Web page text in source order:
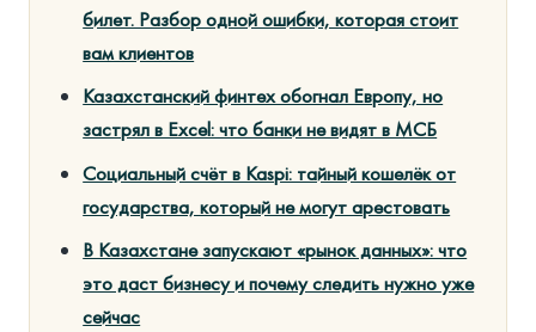
билет. Разбор одной ошибки, которая стоит
вам клиентов
Казахстанский финтех обогнал Европу, но
застрял в Excel: что банки не видят в МСБ
Социальный счёт в Kaspi: тайный кошелёк от
государства, который не могут арестовать
В Казахстане запускают «рынок данных»: что
это даст бизнесу и почему следить нужно уже
сейчас